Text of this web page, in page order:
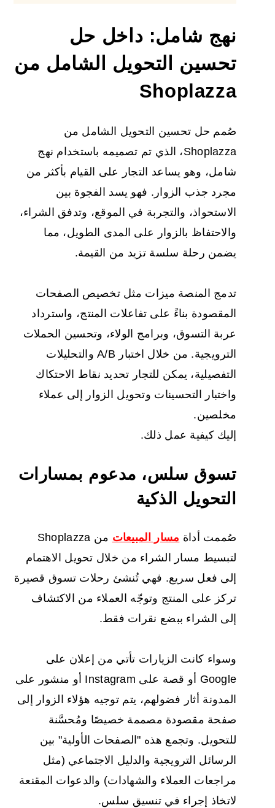
نهج شامل: داخل حل
تحسين التحويل الشامل من
Shoplazza
صُمم حل تحسين التحويل الشامل من
Shoplazza، الذي تم تصميمه باستخدام نهج
شامل، وهو يساعد التجار على القيام بأكثر من
مجرد جذب الزوار. فهو يسد الفجوة بين
الاستحواذ، والتجربة في الموقع، وتدفق الشراء،
والاحتفاظ بالزوار على المدى الطويل، مما
يضمن رحلة سلسة تزيد من القيمة.
تدمج المنصة ميزات مثل تخصيص الصفحات
المقصودة بناءً على تفاعلات المنتج، واسترداد
عربة التسوق، وبرامج الولاء، وتحسين الحملات
الترويجية. من خلال اختبار A/B والتحليلات
التفصيلية، يمكن للتجار تحديد نقاط الاحتكاك
واختبار التحسينات وتحويل الزوار إلى عملاء
مخلصين.
إليك كيفية عمل ذلك.
تسوق سلس، مدعوم بمسارات
التحويل الذكية
صُممت أداة مسار المبيعات
من Shoplazza
لتبسيط مسار الشراء من خلال تحويل الاهتمام
إلى فعل سريع. فهي تُنشئ رحلات تسوق قصيرة
تركز على المنتج وتوجّه العملاء من الاكتشاف
إلى الشراء ببضع نقرات فقط.
وسواء كانت الزيارات تأتي من إعلان على
Google أو قصة على Instagram أو منشور على
المدونة أثار فضولهم، يتم توجيه هؤلاء الزوار إلى
صفحة مقصودة مصممة خصيصًا ومُحسَّنة
للتحويل. وتجمع هذه "الصفحات الأولية" بين
الرسائل الترويجية والدليل الاجتماعي (مثل
مراجعات العملاء والشهادات) والدعوات المقنعة
لاتخاذ إجراء في تنسيق سلس.